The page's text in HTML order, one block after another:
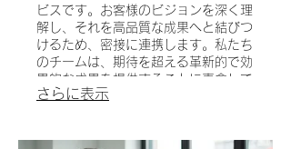
ビスです。お客様のビジョンを深く理
解し、それを高品質な成果へと結びつ
けるため、密接に連携します。私たち
のチームは、期待を超える革新的で効
果的な成果を提供することに専念して
います。専門知識で、お客様のカスタ
さらに表示